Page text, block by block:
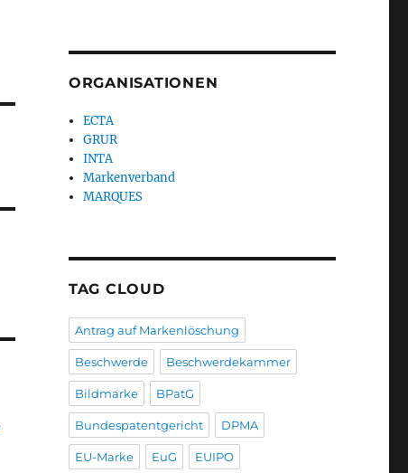
ORGANISATIONEN
ECTA
GRUR
INTA
Markenverband
MARQUES
TAG CLOUD
Antrag auf Markenlöschung
Beschwerde Beschwerdekammer
Bildmarke BPatG
Bundespatentgericht DPMA
EU-Marke EuG EUIPO